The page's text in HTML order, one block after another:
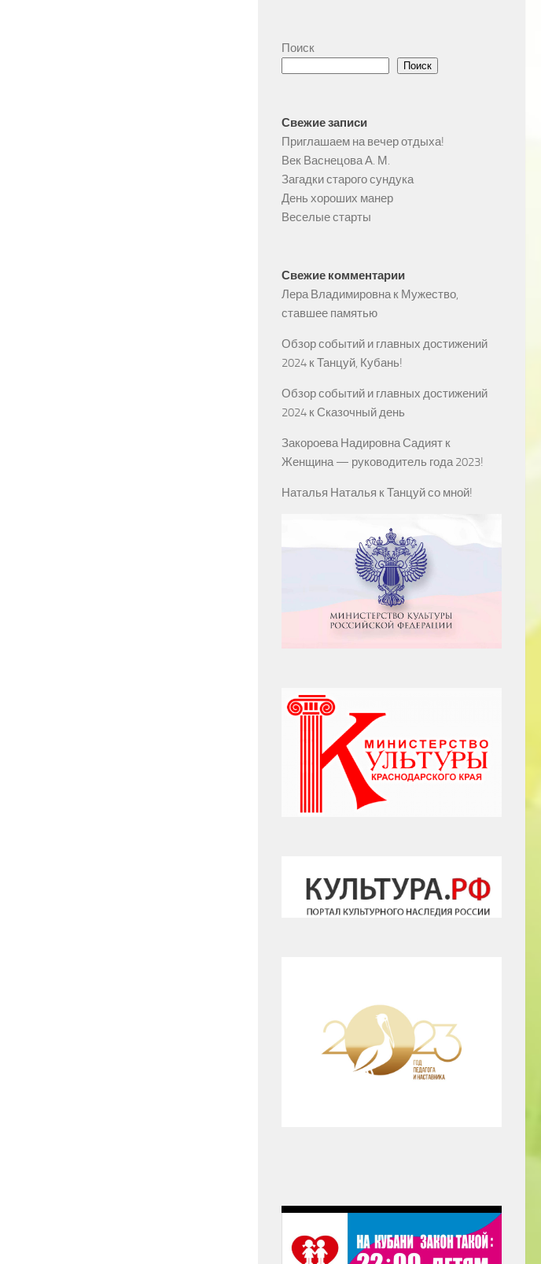
Поиск
Поиск
Свежие записи
Приглашаем на вечер отдыха!
Век Васнецова А. М.
Загадки старого сундука
День хороших манер
Веселые старты
Свежие комментарии
Лера Владимировнак Мужество,
ставшее памятью
Обзор событий и главных достижений
2024 кТанцуй, Кубань!
Обзор событий и главных достижений
2024 кСказочный день
Закороева Надировна Садият к
Женщина — руководитель года 2023!
Наталья Наталья кТанцуй со мной!